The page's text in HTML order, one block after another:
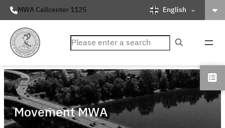
MWA Callcenter 1125 English
ค้นหา
Movement MWA